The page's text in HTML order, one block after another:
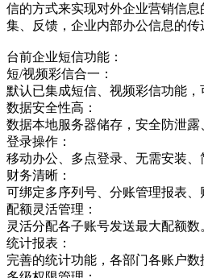
信的方式来实现对外企业营销信
集、反馈，企业内部办公信息的传
台前企业短信功能：
短/视频彩信合一：
默认已集成短信、视频彩信功能，
数据安全性高：
数据本地服务器储存，安全防泄露
登录操作：
移动办公、多点登录、无需安装、
财务清晰：
可绑定多序列号、分账管理报表、
配额灵活管理：
灵活分配各子账号发送最大配额数
统计报表：
完善的统计功能，各部门各账户数